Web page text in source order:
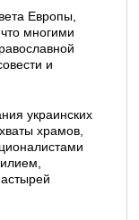
Европы,
многими
и
украинских
храмов,